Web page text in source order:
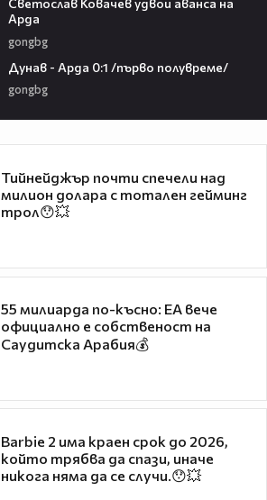
Светослав Ковачев удвои аванса на
Арда
gongbg
Дунав - Арда 0:1 /първо полувреме/
gongbg
Тийнейджър почти спечели над
милион долара с тотален гейминг
трол😯💥
55 милиарда по-късно: EA вече
официално е собственост на
Саудитска Арабия💰
Barbie 2 има краен срок до 2026,
който трябва да спази, иначе
никога няма да се случи.😯💥